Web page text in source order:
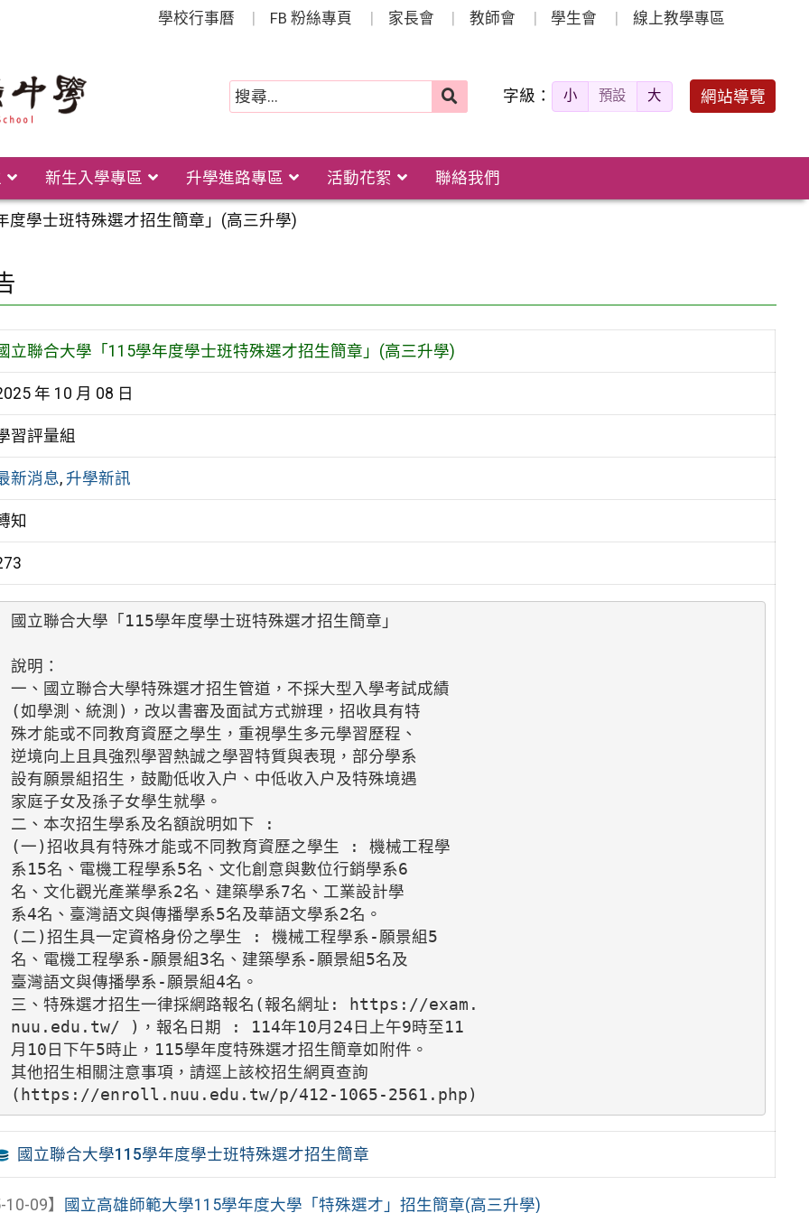
學校行事曆 FB 粉絲專頁 家長會 教師會 學生會 線上教學專區
字級： 小 預設 大 網站導覽
新生入學專區 升學進路專區 活動花絮 聯絡我們
度學士班特殊選才招生簡章」(高三升學)
立聯合大學「115學年度學士班特殊選才招生簡章」(高三升學)
年 10 月 08 日
習評量組
新消息, 升學新訊
知
國立聯合大學「115學年度學士班特殊選才招生簡章」
說明：
一、國立聯合大學特殊選才招生管道，不採大型入學考試成績
(如學測、統測)，改以書審及面試方式辦理，招收具有特
殊才能或不同教育資歷之學生，重視學生多元學習歷程、
逆境向上且具強烈學習熱誠之學習特質與表現，部分學系
設有願景組招生，鼓勵低收入户、中低收入户及特殊境遇
家庭子女及孫子女學生就學。
二、本次招生學系及名額說明如下 :
(一)招收具有特殊才能或不同教育資歷之學生 : 機械工程學
系15名、電機工程學系5名、文化創意與數位行銷學系6
名、文化觀光產業學系2名、建築學系7名、工業設計學
系4名、臺灣語文與傳播學系5名及華語文學系2名。
(二)招生具一定資格身份之學生 : 機械工程學系-願景組5
名、電機工程學系-願景組3名、建築學系-願景組5名及
臺灣語文與傳播學系-願景組4名。
三、特殊選才招生一律採網路報名(報名網址: https://exam.
nuu.edu.tw/ )，報名日期 : 114年10月24日上午9時至11
月10日下午5時止，115學年度特殊選才招生簡章如附件。
其他招生相關注意事項，請逕上該校招生網頁查詢
(https://enroll.nuu.edu.tw/p/412-1065-2561.php)
國立聯合大學115學年度學士班特殊選才招生簡章
09】 國立高雄師範大學115學年度大學「特殊選才」招生簡章(高三升學)